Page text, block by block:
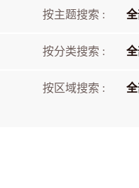
按主题搜索 :
按分类搜索 :
按区域搜索 :